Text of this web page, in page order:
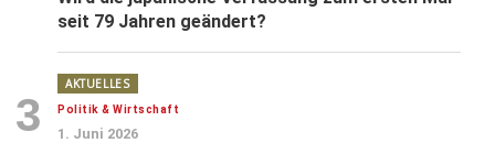
seit 79 Jahren geändert?
3
AKTUELLES
Politik & Wirtschaft
1. Juni 2026